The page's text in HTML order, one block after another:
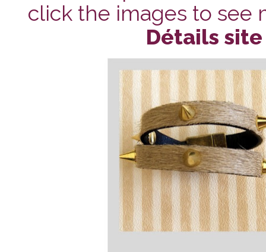
click the images to see
Détails site